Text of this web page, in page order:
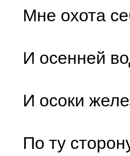
Мне охота
И осенней
И осоки
По ту